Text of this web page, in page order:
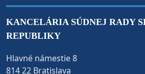
KANCELÁRIA SÚDNEJ RADY
REPUBLIKY
Hlavné námestie 8
814 22 Bratislava